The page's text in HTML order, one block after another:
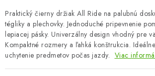
ŠPORT A OUTDOOR
DROGÉRIA A KOZMETIKA
PRE DETI
Praktický čierny držiak All Ride na palubnú
tégliky a plechovky. Jednoduché pripevnenie
lepiacej pásky. Univerzálny design vhodný pre
Kompaktné rozmery a ľahká konštrukcia.
uchytenie predmetov počas jazdy. Viac